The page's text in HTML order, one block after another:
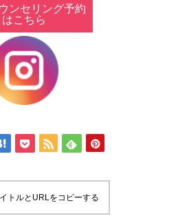
ンセリング予約
はこちら
トルとURLをコピーする